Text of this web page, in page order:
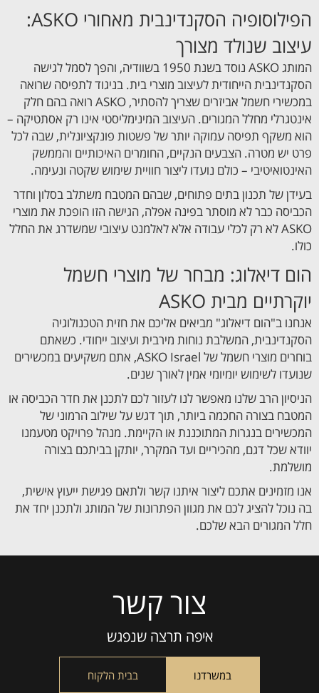
הפילוסופיה הסקנדינבית מאחורי ASKO:
עיצוב שנולד מצורך
המותג ASKO נוסד בשנת 1950 בשוודיה, והפך לסמל לגישה
הסקנדינבית הייחודית לעיצוב מוצרי בית. בניגוד לתפיסה שרואה
במכשירי חשמל אביזרים שצריך להסתיר, ASKO רואה בהם חלק
אינטגרלי מחלל המגורים. העיצוב המינימליסטי אינו רק אסתטיקה –
הוא משקף תפיסה עמוקה יותר של פשטות פונקציונלית, שבה לכל
פרט יש מטרה. הצבעים הנקיים, החומרים האיכותיים והממשק
האינטואיטיבי – כולם נועדו ליצור חוויית שימוש שקטה ונעימה.
בעידן של תכנון בתים פתוחים, שבהם המטבח משתלב בסלון וחדר
הכביסה כבר לא מוסתר בפינה אפלה, הגישה הזו הופכת את מוצרי
ASKO לא רק לכלי עבודה אלא לאלמנט עיצובי שמשדרג את החלל
כולו.
הום דיאלוג: מבחר של מוצרי חשמל
יוקרתיים מבית ASKO
אנחנו ב"הום דיאלוג" מביאים אליכם את חזית הטכנולוגיה
הסקנדינבית, המשלבת נוחות מירבית ועיצוב ייחודי. כשאתם
בוחרים מוצרי חשמל של ASKO Israel, אתם משקיעים במכשירים
שנועדו לשימוש יומיומי אמין לאורך שנים.
הניסיון הרב שלנו מאפשר לנו לעזור לכם לתכנן את חדר הכביסה או
המטבח בצורה החכמה ביותר, תוך דגש על שילוב הרמוני של
המכשירים בנגרות המתוכננת או הקיימת. מנהל פרויקט מטעמנו
יוודא שכל דגם, מהכיריים ועד המקרר, יותקן בביתכם בצורה
מושלמת.
אנו מזמינים אתכם ליצור איתנו קשר ולתאם פגישת ייעוץ אישית,
בה נוכל להציג לכם את מגוון הפתרונות של המותג ולתכנן יחד את
חלל המגורים הבא שלכם.
צור קשר
איפה תרצה שנפגש
במשרדנו בבית הלקוח